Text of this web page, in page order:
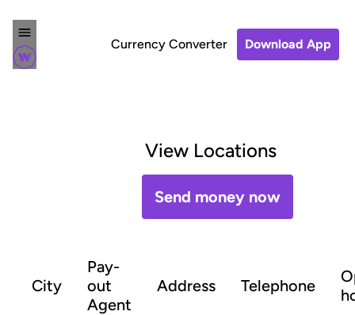
Currency Converter Download App
View Locations
Send money now
City
Pay-
out
Agent
Address Telephone